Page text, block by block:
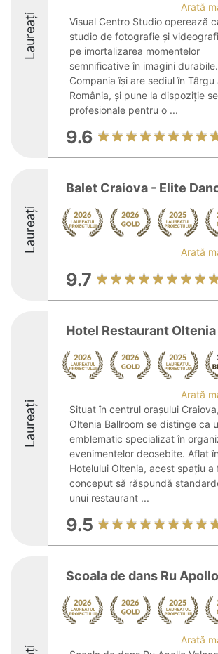
Laureați
Arată
Visual Centro Studio operează
studio de fotografie și
pe imortalizarea momentelor
semnificative în imagini durabile.
Compania își are sediul în Târgu
România, și pune la dispoziție
profesionale pentru o ...
9.6
Laureați
Balet Craiova - Elite
Arată
9.7
Laureați
Hotel Restaurant Oltenia
Arată
Situat în centrul orașului Craiova,
Oltenia Ballroom se distinge ca
emblematic specializat în
evenimentelor deosebite. Aflat
Hotelului Oltenia, acest spațiu a
conceput să răspundă
unui restaurant ...
9.5
Scoala de dans Ru
Arată